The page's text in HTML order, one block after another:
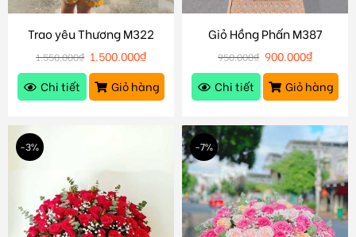
Trao yêu Thương M322
1.550.000₫ 1.500.000₫
Chi tiết
Giỏ hàng
Giỏ Hồng Phấn M387
950.000₫ 900.000₫
Chi tiết
Giỏ hàng
-3% -7%